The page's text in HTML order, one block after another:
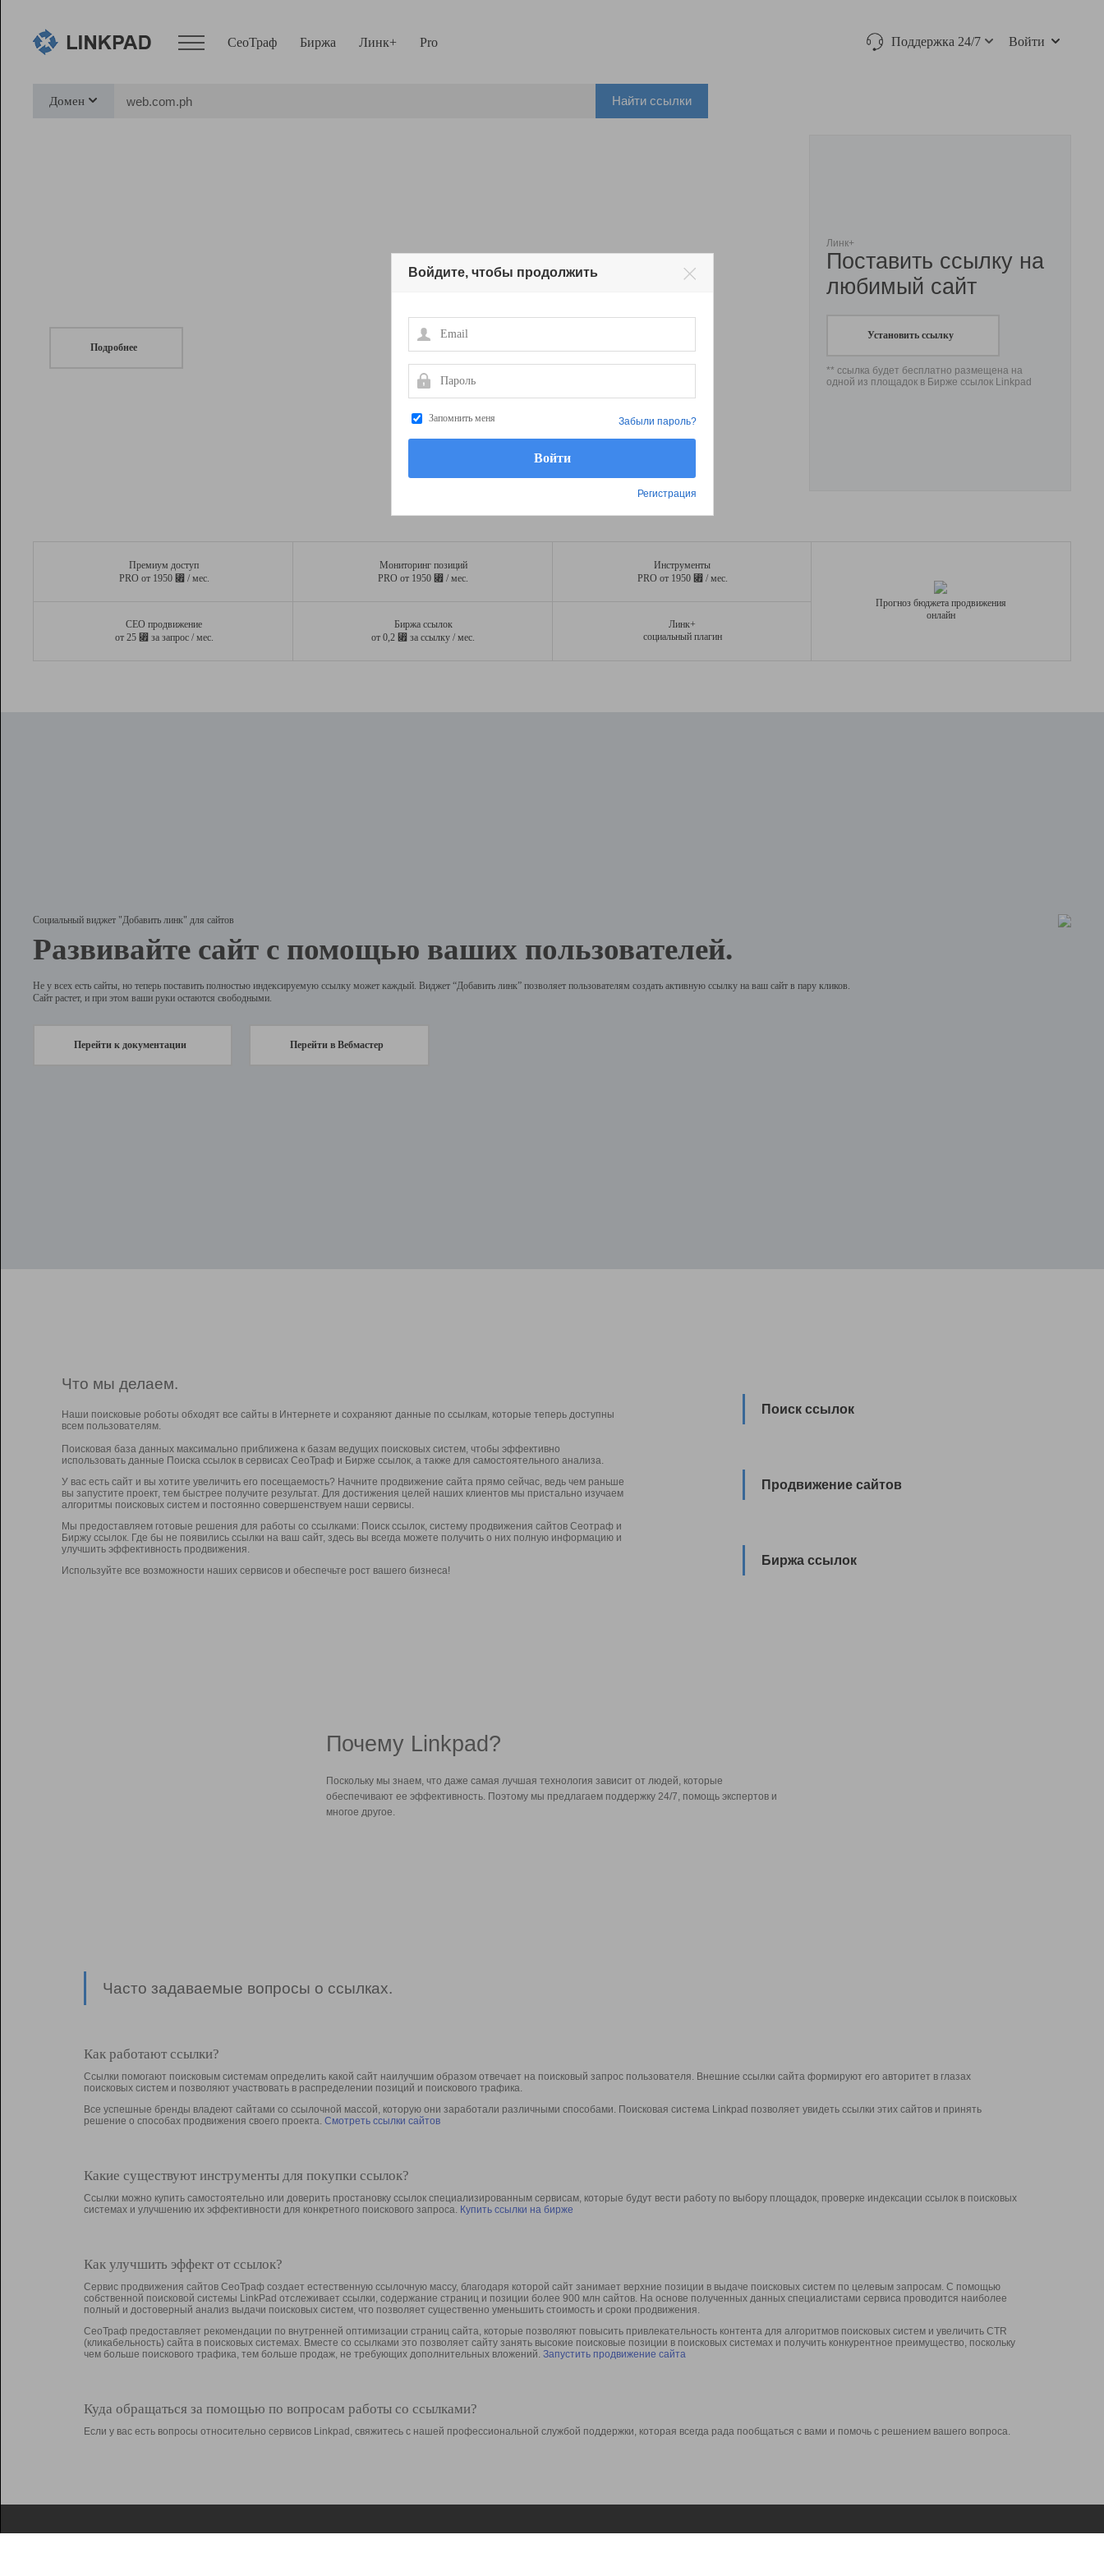
СеоТраф Биржа Линк+ Pro Поддержка 24/7 Войти
Домен Найти ссылки
Подробнее
Линк+
Поставить ссылку на
любимый сайт
Установить ссылку
** ссылка будет бесплатно размещена на
одной из площадок в Бирже ссылок Linkpad
Премиум доступ
PRO от 1950 ⃏ / мес.
Мониторинг позиций
PRO от 1950 ⃏ / мес.
Инструменты
PRO от 1950 ⃏ / мес.
СЕО продвижение
от 25 ⃏ за запрос / мес.
Биржа ссылок
от 0,2 ⃏ за ссылку / мес.
Линк+
социальный плагин
Прогноз бюджета продвижения
онлайн
Социальный виджет "Добавить линк" для сайтов
Развивайте сайт с помощью ваших пользователей.
Не у всех есть сайты, но теперь поставить полностью индексируемую ссылку может каждый. Виджет “Добавить линк” позволяет пользователям создать активную ссылку на ваш сайт в пару кликов.
Сайт растет, и при этом ваши руки остаются свободными.
Перейти к документации Перейти в Вебмастер
Что мы делаем.
Наши поисковые роботы обходят все сайты в Интернете и сохраняют данные по ссылкам, которые теперь доступны
всем пользователям.
Поисковая база данных максимально приближена к базам ведущих поисковых систем, чтобы эффективно
использовать данные Поиска ссылок в сервисах СеоТраф и Бирже ссылок, а также для самостоятельного анализа.
У вас есть сайт и вы хотите увеличить его посещаемость? Начните продвижение сайта прямо сейчас, ведь чем раньше
вы запустите проект, тем быстрее получите результат. Для достижения целей наших клиентов мы пристально изучаем
алгоритмы поисковых систем и постоянно совершенствуем наши сервисы.
Мы предоставляем готовые решения для работы со ссылками: Поиск ссылок, систему продвижения сайтов Сеотраф и
Биржу ссылок. Где бы не появились ссылки на ваш сайт, здесь вы всегда можете получить о них полную информацию и
улучшить эффективность продвижения.
Используйте все возможности наших сервисов и обеспечьте рост вашего бизнеса!
Поиск ссылок
Продвижение сайтов
Биржа ссылок
Почему Linkpad?
Поскольку мы знаем, что даже самая лучшая технология зависит от людей, которые
обеспечивают ее эффективность. Поэтому мы предлагаем поддержку 24/7, помощь экспертов и
многое другое.
Часто задаваемые вопросы о ссылках.
Как работают ссылки?
Ссылки помогают поисковым системам определить какой сайт наилучшим образом отвечает на поисковый запрос пользователя. Внешние ссылки сайта формируют его авторитет в глазах
поисковых систем и позволяют участвовать в раcпределении позиций и поискового трафика.
Все успешные бренды владеют сайтами со ссылочной массой, которую они заработали различными способами. Поисковая система Linkpad позволяет увидеть ссылки этих сайтов и принять
решение о способах продвижения своего проекта. Смотреть ссылки сайтов
Какие существуют инструменты для покупки ссылок?
Ссылки можно купить самостоятельно или доверить простановку ссылок специализированным сервисам, которые будут вести работу по выбору площадок, проверке индексации ссылок в поисковых
системах и улучшению их эффективности для конкретного поискового запроса. Купить ссылки на бирже
Как улучшить эффект от ссылок?
Сервис продвижения сайтов СеоТраф создает естественную ссылочную массу, благодаря которой сайт занимает верхние позиции в выдаче поисковых систем по целевым запросам. С помощью
собственной поисковой системы LinkPad отслеживает ссылки, содержание страниц и позиции более 900 млн сайтов. На основе полученных данных специалистами сервиса проводится наиболее
полный и достоверный анализ выдачи поисковых систем, что позволяет существенно уменьшить стоимость и сроки продвижения.
СеоТраф предоставляет рекомендации по внутренней оптимизации страниц сайта, которые позволяют повысить привлекательность контента для алгоритмов поисковых систем и увеличить CTR
(кликабельность) сайта в поисковых системах. Вместе со ссылками это позволяет сайту занять высокие поисковые позиции в поисковых системах и получить конкурентное преимущество, поскольку
чем больше поискового трафика, тем больше продаж, не требующих дополнительных вложений. Запустить продвижение сайта
Куда обращаться за помощью по вопросам работы со ссылками?
Если у вас есть вопросы относительно сервисов Linkpad, свяжитесь с нашей профессиональной службой поддержки, которая всегда рада пообщаться с вами и помочь с решением вашего вопроса.
Войдите, чтобы продолжить
Email
Пароль
Запомнить меня
Регистрация
Забыли пароль?